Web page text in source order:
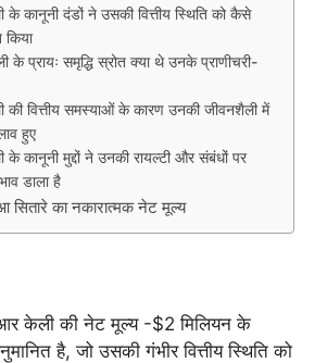
कानूनी दंडों ने उसकी वित्तीय स्थिति को कैसे
किया
के प्रायः समृद्धि स्रोत क्या थे उनके प्राणीचरी-
वित्तीय समस्याओं के कारण उनकी जीवनशैली में
हुए
कानूनी मुद्दों ने उनकी रायल्टी और संबंधों पर
डाला है
सितारे का नकारात्मक नेट मूल्य
केली की नेट मूल्य -$2 मिलियन के
है, जो उसकी गंभीर वित्तीय स्थिति को